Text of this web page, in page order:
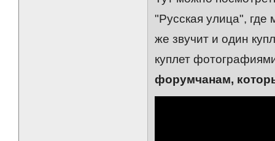
"Русская улица",
же звучит и один
куплет
форумчанам,